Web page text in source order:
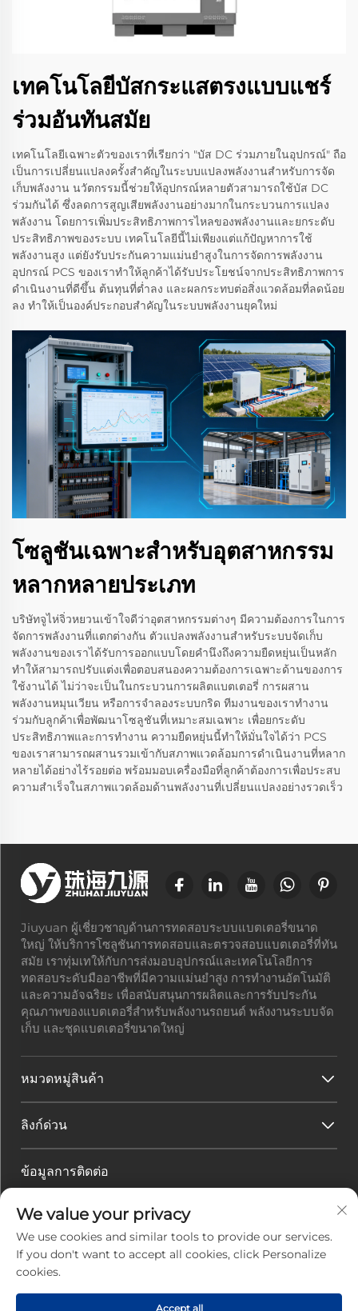
เทคโนโลยีบัสกระแสตรงแบบแชร์
ร่วมอันทันสมัย
เทคโนโลยีเฉพาะตัวของเราที่เรียกว่า "บัส DC ร่วมภายในอุปกรณ์" ถือ
เป็นการเปลี่ยนแปลงครั้งสำคัญในระบบแปลงพลังงานสำหรับการจัด
เก็บพลังงาน นวัตกรรมนี้ช่วยให้อุปกรณ์หลายตัวสามารถใช้บัส DC
ร่วมกันได้ ซึ่งลดการสูญเสียพลังงานอย่างมากในกระบวนการแปลง
พลังงาน โดยการเพิ่มประสิทธิภาพการไหลของพลังงานและยกระดับ
ประสิทธิภาพของระบบ เทคโนโลยีนี้ไม่เพียงแต่แก้ปัญหาการใช้
พลังงานสูง แต่ยังรับประกันความแม่นยำสูงในการจัดการพลังงาน
อุปกรณ์ PCS ของเราทำให้ลูกค้าได้รับประโยชน์จากประสิทธิภาพการ
ดำเนินงานที่ดีขึ้น ต้นทุนที่ต่ำลง และผลกระทบต่อสิ่งแวดล้อมที่ลดน้อย
ลง ทำให้เป็นองค์ประกอบสำคัญในระบบพลังงานยุคใหม่
โซลูชันเฉพาะสำหรับอุตสาหกรรม
หลากหลายประเภท
บริษัทจูไห่จิ่วหยวนเข้าใจดีว่าอุตสาหกรรมต่างๆ มีความต้องการในการ
จัดการพลังงานที่แตกต่างกัน ตัวแปลงพลังงานสำหรับระบบจัดเก็บ
พลังงานของเราได้รับการออกแบบโดยคำนึงถึงความยืดหยุ่นเป็นหลัก
ทำให้สามารถปรับแต่งเพื่อตอบสนองความต้องการเฉพาะด้านของการ
ใช้งานได้ ไม่ว่าจะเป็นในกระบวนการผลิตแบตเตอรี่ การผสาน
พลังงานหมุนเวียน หรือการจำลองระบบกริด ทีมงานของเราทำงาน
ร่วมกับลูกค้าเพื่อพัฒนาโซลูชันที่เหมาะสมเฉพาะ เพื่อยกระดับ
ประสิทธิภาพและการทำงาน ความยืดหยุ่นนี้ทำให้มั่นใจได้ว่า PCS
ของเราสามารถผสานรวมเข้ากับสภาพแวดล้อมการดำเนินงานที่หลาก
หลายได้อย่างไร้รอยต่อ พร้อมมอบเครื่องมือที่ลูกค้าต้องการเพื่อประสบ
ความสำเร็จในสภาพแวดล้อมด้านพลังงานที่เปลี่ยนแปลงอย่างรวดเร็ว
Jiuyuan ผู้เชี่ยวชาญด้านการทดสอบระบบแบตเตอรี่ขนาด
ใหญ่ ให้บริการโซลูชันการทดสอบและตรวจสอบแบตเตอรี่ที่ทัน
สมัย เราทุ่มเทให้กับการส่งมอบอุปกรณ์และเทคโนโลยีการ
ทดสอบระดับมืออาชีพที่มีความแม่นยำสูง การทำงานอัตโนมัติ
และความอัจฉริยะ เพื่อสนับสนุนการผลิตและการรับประกัน
คุณภาพของแบตเตอรี่สำหรับพลังงานรถยนต์ พลังงานระบบจัด
เก็บ และชุดแบตเตอรี่ขนาดใหญ่
หมวดหมู่สินค้า
ลิงก์ด่วน
ข้อมูลการติดต่อ
เมืองจูไห่ มณฑลกวางตุ้ง ประเทศจีน
อีเมล : [email protected]
โทรศัพท์ : +86-0756-3616108
We value your privacy
We use cookies and similar tools to provide our services.
If you don't want to accept all cookies, click Personalize
cookies.
Accept all